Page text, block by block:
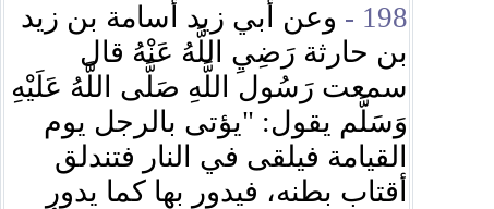
198 -
وعن أبي زيد أسامة بن زيد
بن حارثة رَضِيِ اللَّهُ عَنْهُ قال
سمعت رَسُول اللَّهِ صَلَّى اللَّهُ عَلَيْهِ
وَسَلَّم يقول: "يؤتى بالرجل يوم
القيامة فيلقى في النار فتندلق
أقتاب بطنه، فيدور بها كما يدور